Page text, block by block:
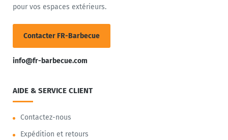
pour vos espaces extérieurs.
Contacter FR-Barbecue
info@fr-barbecue.com
AIDE & SERVICE CLIENT
Contactez-nous
Expédition et retours